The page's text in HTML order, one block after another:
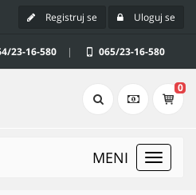
Registruj se Uloguj se
23-16-580 | 065/23-16-580
0
Toggle
MENI